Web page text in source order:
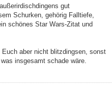
gut
Schurken, gehörig Falltiefe,
schönes Star Wars-Zitat und
aber nicht blitzdingsen, sonst
insgesamt schade wäre.